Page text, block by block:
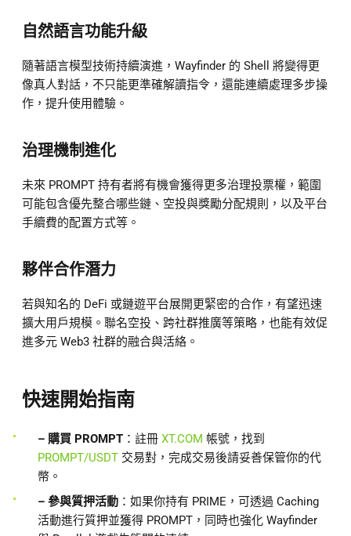
自然語言功能升級
隨著語言模型技術持續演進，Wayfinder 的 Shell 將變得更
像真人對話，不只能更準確解讀指令，還能連續處理多步操
作，提升使用體驗。
治理機制進化
未來 PROMPT 持有者將有機會獲得更多治理投票權，範圍
可能包含優先整合哪些鏈、空投與獎勵分配規則，以及平台
手續費的配置方式等。
夥伴合作潛力
若與知名的 DeFi 或鏈遊平台展開更緊密的合作，有望迅速
擴大用戶規模。聯名空投、跨社群推廣等策略，也能有效促
進多元 Web3 社群的融合與活絡。
快速開始指南
– 購買 PROMPT ：註冊 XT.COM 帳號，找到
PROMPT/USDT 交易對，完成交易後請妥善保管你的代
幣。
– 參與質押活動 ：如果你持有 PRIME，可透過 Caching
活動進行質押並獲得 PROMPT，同時也強化 Wayfinder